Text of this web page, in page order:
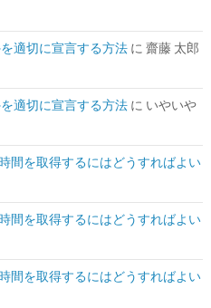
USB3.0 ハードディスクケー
以下）まで対応 静電気防
適切に宣言する方法に 齋藤 太郎
適切に宣言する方法に いやいや
間を取得するにはどうすればよい
間を取得するにはどうすればよい
間を取得するにはどうすればよい